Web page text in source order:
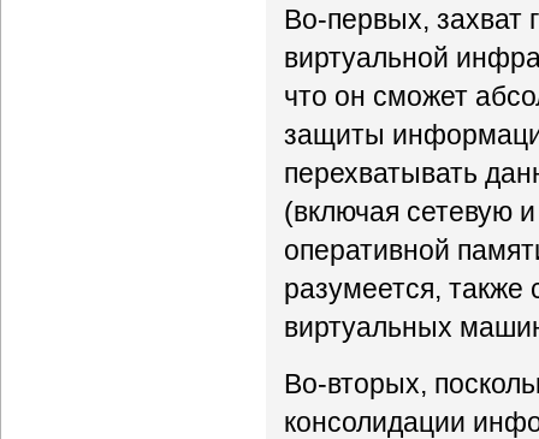
Во-первых, захват
виртуальной
что он сможет
защиты
перехватывать
(включая сетевую
оперативной
разумеется, также
виртуальных
Во-вторых,
консолидации